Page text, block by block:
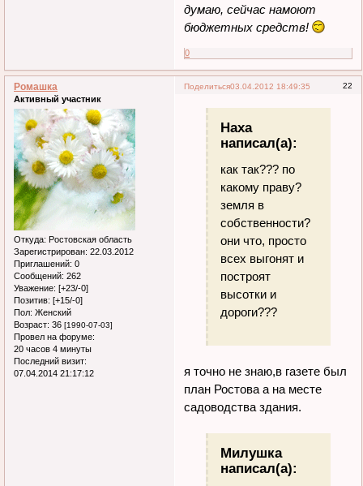
думаю, сейчас намоют
бюджетных средств!
0
Поделиться 22
03.04.2012 18:49:35
Ромашка
Активный участник
Откуда: Ростовская область
Зарегистрирован: 22.03.2012
Приглашений: 0
Сообщений: 262
Уважение: [+23/-0]
Позитив: [+15/-0]
Пол: Женский
Возраст: 36 [1990-07-03]
Провел на форуме:
20 часов 4 минуты
Последний визит:
07.04.2014 21:17:12
Наха
написал(а):
как так??? по
какому праву?
земля в
собственности?
они что, просто
всех выгонят и
построят
высотки и
дороги???
я точно не знаю,в газете был
план Ростова а на месте
садоводства здания.
Милушка
написал(а):